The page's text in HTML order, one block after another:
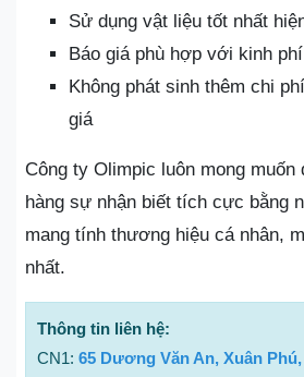
Sử dụng vật liệu tốt nhất
Báo giá phù hợp với kinh
Không phát sinh thêm chi
giá
Công ty Olimpic luôn mong muốn
hàng sự nhận biết tích cực bằng
mang tính thương hiệu cá nhân,
nhất.
Thông tin liên hệ:
CN1: 65 Dương Văn An, Xuân Phú,